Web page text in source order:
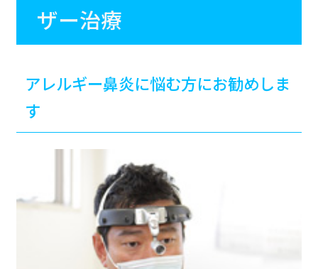
ザー治療
アレルギー鼻炎に悩む方にお勧めしま
す